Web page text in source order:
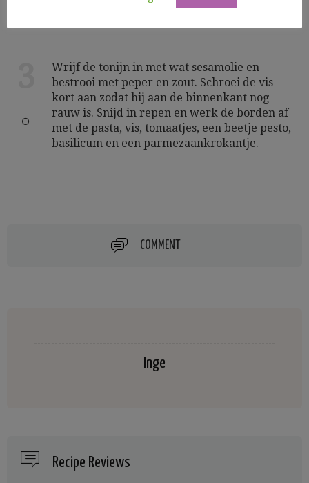
Wrijf de tonijn in met wat sesamolie en
bestrooi met peper en zout. Schroei de vis
kort aan zodat hij aan de binnenkant nog
rauw is. Snijd in repen en werk de borden af
met de pasta, vis, tomaatjes, een beetje pesto,
basilicum en een parmezaankrokantje.
COMMENT
Inge
Recipe Reviews